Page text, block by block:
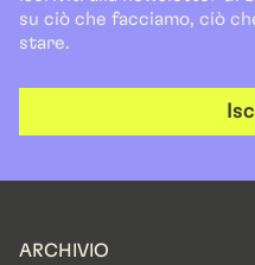
su ciò che facciamo, ciò
stare.
ARCHIVIO